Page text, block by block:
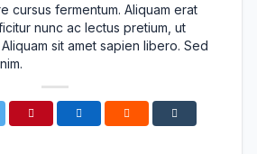
cursus fermentum. Aliquam erat
nunc ac lectus pretium, ut
sit amet sapien libero. Sed